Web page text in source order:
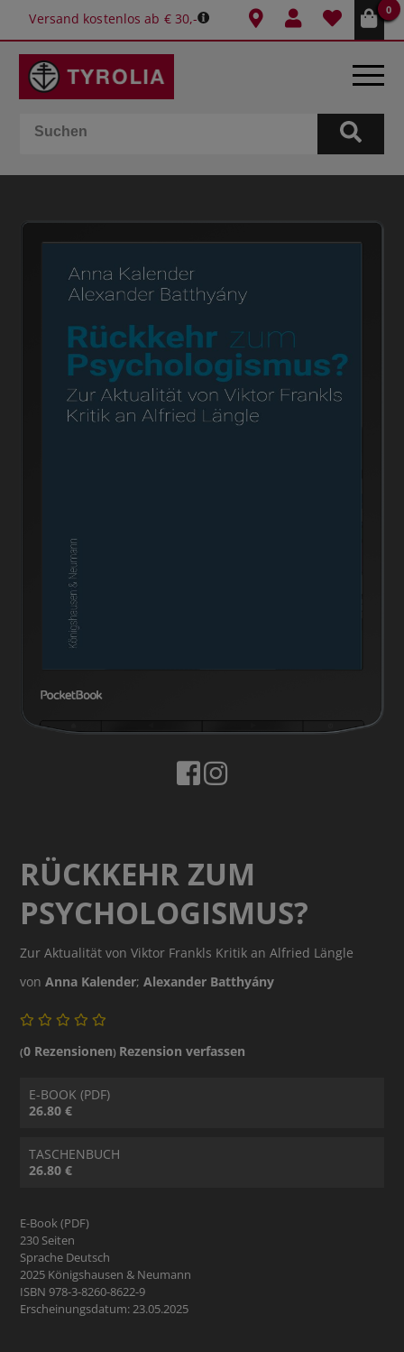
Versand kostenlos ab € 30,-
0
BÜCHER
SPIELE
KALENDER
GESCHENKIDEEN
SCHULE & BÜRO
RÜCKKEHR ZUM
PSYCHOLOGISMUS?
Zur Aktualität von Viktor Frankls Kritik an Alfried Längle
vonAnna Kalender;Alexander Batthyány
(0 Rezensionen) Rezension verfassen
E-BOOK (PDF)
26.80 €
TASCHENBUCH
26.80 €
E-Book (PDF)
230 Seiten
Sprache Deutsch
2025 Königshausen & Neumann
ISBN 978-3-8260-8622-9
Erscheinungsdatum: 23.05.2025